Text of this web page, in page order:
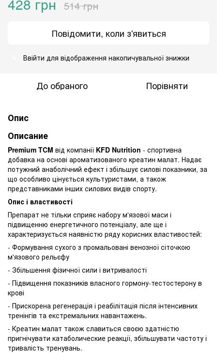
514 грн
Повідомити, коли з'явиться
Ввійти для відображення накопичувальної знижки
До обраного Порівняти
Опис
Описание
Premium TCM від компанії KFD Nutrition - спортивна
добавка на основі ароматизованого креатин малат. Надає
потужний анаболічний ефект і збільшує силові показники, за
що особливо цінується культуристами, а також
представниками інших силових видів спорту.
Опис і властивості
Препарат не тільки сприяє набору м'язової маси і
підвищенню енергетичного потенціалу, але ще і
характеризується наявністю ряду корисних властивостей:
- Формування сухого з промальовані венозної сіточкою
м'язового рельєфу
- Збільшення фізичної сили і витривалості
- Підвищення показників власного гормону-тестостерону в
крові
- Прискорена регенерація і реабілітація після інтенсивних
тренінгів та екстремальних навантажень.
- Креатин малат також славиться своєю здатністю
пригнічувати катаболические реакції, збільшувати частоту і
тривалість тренувань.